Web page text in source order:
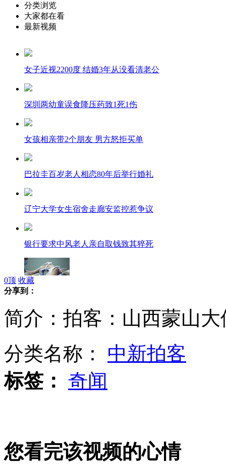
分类浏览
大家都在看
最新视频
女子近视2200度 结婚3年从没看清老公
深圳两幼童误食降压药致1死1伤
女孩相亲带2个朋友 男方怒拒买单
巴拉圭百岁老人相恋80年后举行婚礼
辽宁大学女生宿舍走廊安监控惹争议
银行要求中风老人亲自取钱致其猝死
女子人流手术遭医生抬价5次
实拍环卫大叔说英语读莎翁
东林寺回应"跪拜登顶"事件:无强迫之意
山西运城恶犬咬伤多人 警民合力深夜将其击毙
0顶 收藏
分享到：
简介：拍客：山西蒙山
分类名称： 中新拍客
标签： 奇闻
您看完该视频的心情